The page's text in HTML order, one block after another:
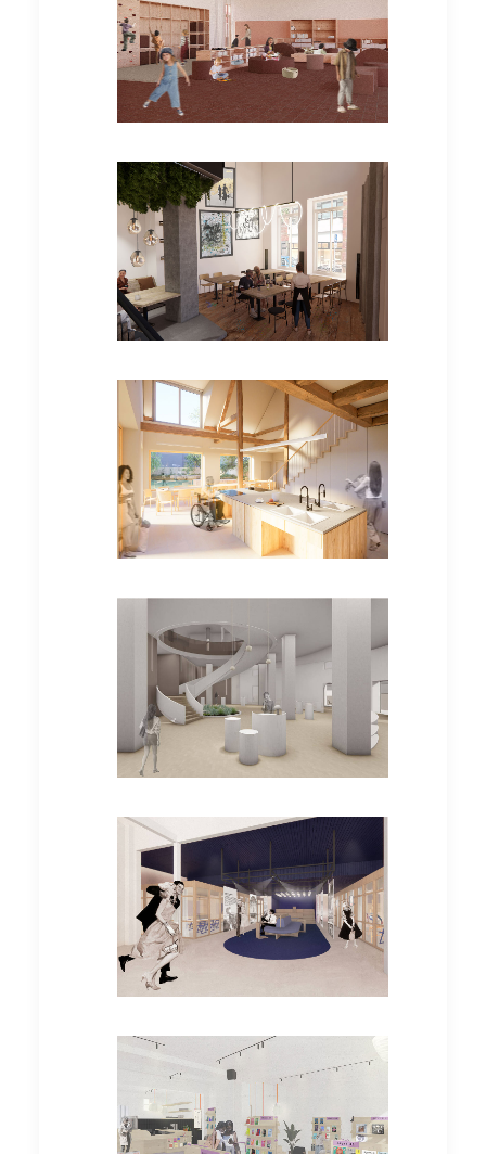
Hauptstudium
Hauptstudium
Grundstudium
Bachelorarbeiten